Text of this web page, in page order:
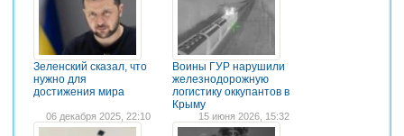
Зеленский сказал, что
нужно для
достижения мира
Воины ГУР нарушили
железнодорожную
логистику оккупантов в
Крыму
06 декабря 2025, 22:10 15 июня 2026, 15:32